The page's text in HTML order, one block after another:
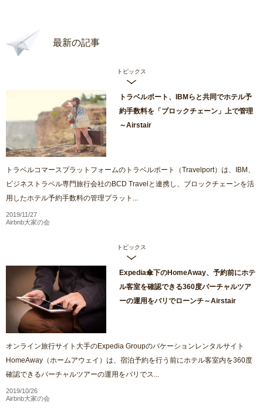
最新の記事
トピックス
トラベルポート、IBMらと共同でホテル予
約手数料を「ブロックチェーン」上で管理
～Airstair
トラベルコマースプラットフォームのトラベルポート（Travelport）は、IBM、
ビジネストラベル専門旅行会社のBCD Travelと連携し、ブロックチェーンを活
用したホテル予約手数料の管理プラット...
2019/11/27
Airbnb大家の会
トピックス
Expedia傘下のHomeAway、予約前にホテ
ル客室を確認できる360度バーチャルツア
ーの運用をバリでローンチ～Airstair
オンライン旅行サイト大手のExpedia Groupのバケーションレンタルサイト
HomeAway（ホームアウェイ）は、宿泊予約を行う前にホテル客室内を360度
確認できるバーチャルツアーの運用をバリでス...
2019/10/26
Airbnb大家の会